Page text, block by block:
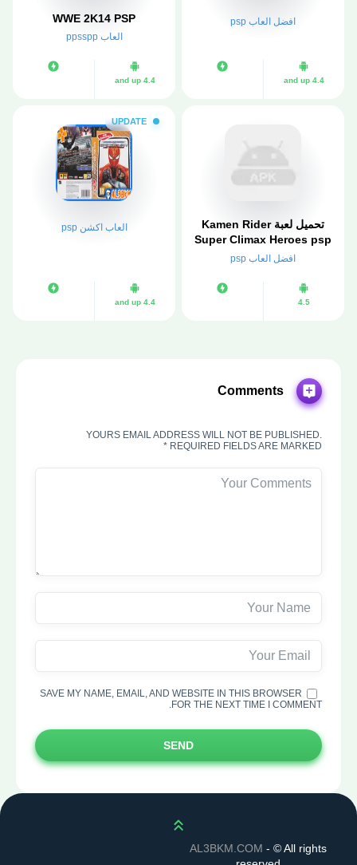
افضل العاب psp
4.4 and up
WWE 2K14 PSP
العاب ppsspp
4.4 and up
تحميل لعبة Kamen Rider
Super Climax Heroes psp
iso مضغوطة لمحاكي
افضل العاب psp
4.5
UPDATE
العاب اكشن psp
4.4 and up
Comments
YOURS EMAIL ADDRESS WILL NOT BE PUBLISHED.
REQUIRED FIELDS ARE MARKED *
SAVE MY NAME, EMAIL, AND WEBSITE IN THIS BROWSER
FOR THE NEXT TIME I COMMENT.
SEND
Scroll up
AL3BKM.COM - ©All rights